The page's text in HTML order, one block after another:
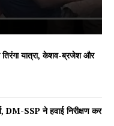
यात्रा, केशव-ब्रजेश और
DM-SSP ने हवाई निरीक्षण कर